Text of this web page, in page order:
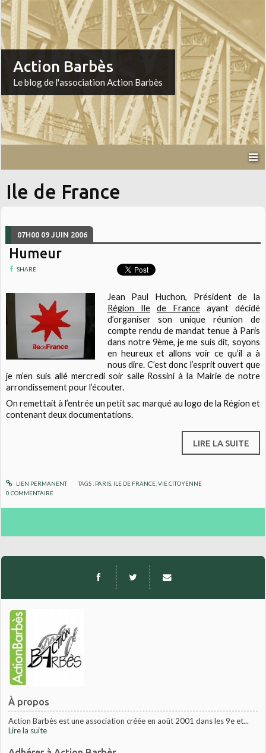
À propos
Action Barbès est une association créée en août 2001 dans les 9e et...
Lire la suite
Action Barbès
Le blog de l'association Action Barbès
Ile de France
07H00 09 JUIN 2006
Humeur
SHARE
Jean Paul Huchon, Président de la
Région Ile
de Franceayant décidé
d’organiser son unique réunion de
compte rendu de mandat tenue à Paris
dans notre 9ème, je me suis dit, soyons
en heureux et allons voir ce qu’il a à
nous dire. C’est donc l’esprit ouvert que
je m’en suis allé mercredi soir salle Rossini à la Mairie de notre
arrondissement pour l’écouter.
On remettait à l’entrée un petit sac marqué au logo de la Région et
contenant deux documentations.
LIRE LA SUITE
LIEN PERMANENT TAGS : PARIS, ILE DE FRANCE, VIE CITOYENNE
0 COMMENTAIRE